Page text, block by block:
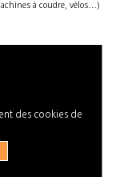
à coudre, vélos…)
des cookies de